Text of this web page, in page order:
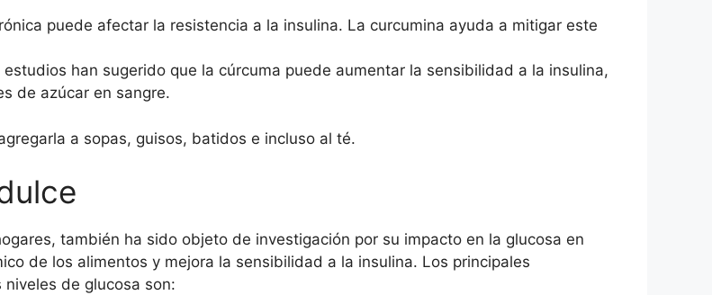
puede afectar la resistencia a la insulina. La curcumina ayuda a mitigar este
estudios han sugerido que la cúrcuma puede aumentar la sensibilidad a la insulina,
de azúcar en sangre.
a sopas, guisos, batidos e incluso al té.
también ha sido objeto de investigación por su impacto en la glucosa en
de los alimentos y mejora la sensibilidad a la insulina. Los principales
de glucosa son: